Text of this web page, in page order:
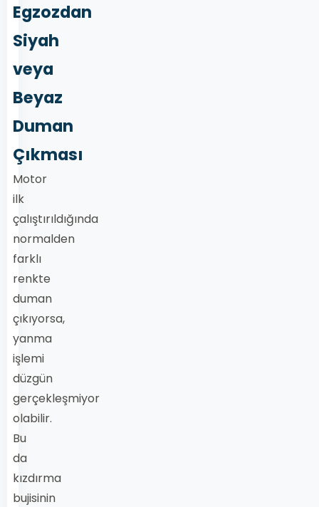
Egzozdan
Siyah
veya
Beyaz
Duman
Çıkması
Motor
ilk
çalıştırıldığında
normalden
farklı
renkte
duman
çıkıyorsa,
yanma
işlemi
düzgün
gerçekleşmiyor
olabilir.
Bu
da
kızdırma
bujisinin